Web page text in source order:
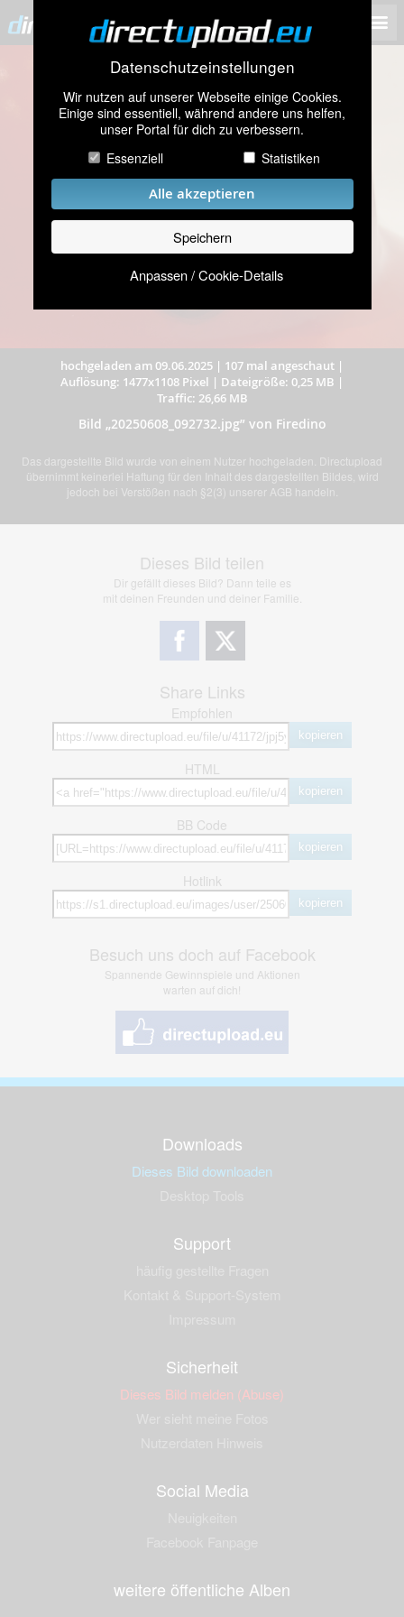
Datenschutzeinstellungen
Wir nutzen auf unserer Webseite einige Cookies.
Einige sind essentiell, während andere uns helfen,
unser Portal für dich zu verbessern.
Essenziell
Statistiken
Alle akzeptieren
Speichern
Anpassen / Cookie-Details
hochgeladen am 09.06.2025 | 107 mal angeschaut |
Auflösung: 1477x1108 Pixel | Dateigröße: 0,25 MB |
Traffic: 26,66 MB
Bild „20250608_092732.jpg” von Firedino
Das dargestellte Bild wurde von einem Nutzer hochgeladen. Directupload
übernimmt keinerlei Haftung für den Inhalt des dargestellten Bildes, wird
jedoch bei Verstößen nach §2(3) unserer AGB handeln.
Dieses Bild teilen
Dir gefällt dieses Bild? Dann teile es
mit deinen Freunden und deiner Familie.
Share Links
Empfohlen
kopieren
HTML
kopieren
BB Code
kopieren
Hotlink
kopieren
Besuch uns doch auf Facebook
Spannende Gewinnspiele und Aktionen
warten auf dich!
Downloads
Dieses Bild downloaden
Support
Sicherheit
Dieses Bild melden (Abuse)
Social Media
weitere öffentliche Alben